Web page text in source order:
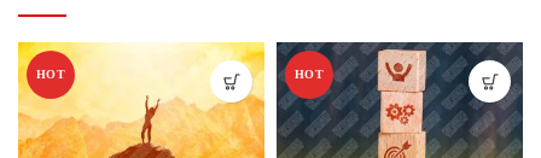
HOT HOT